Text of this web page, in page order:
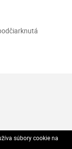
súbory cookie na